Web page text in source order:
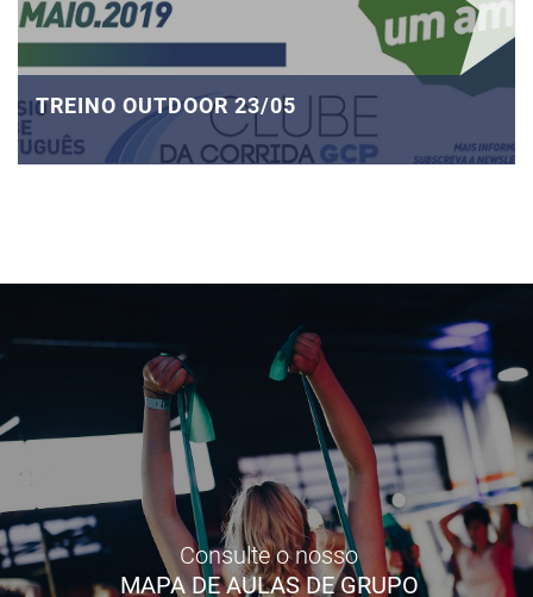
TREINO OUTDOOR 23/05
Consulte o nosso
MAPA DE AULAS DE GRUPO